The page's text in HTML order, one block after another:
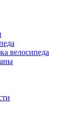
велосипеда